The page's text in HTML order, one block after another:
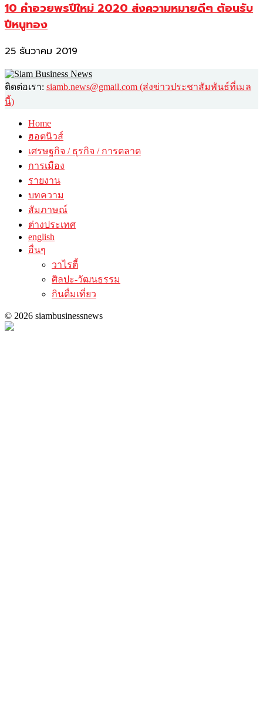
10 คำอวยพรปีใหม่ 2020 ส่งความหมายดีๆ ต้อนรับ
ปีหนูทอง
25 ธันวาคม 2019
ติดต่อเรา: siamb.news@gmail.com (ส่งข่าวประชาสัมพันธ์ที่เมล
นี้)
Home
ฮอตนิวส์
เศรษฐกิจ / ธุรกิจ / การตลาด
การเมือง
รายงาน
บทความ
สัมภาษณ์
ต่างประเทศ
english
อื่นๆ
วาไรตี้
ศิลปะ-วัฒนธรรม
กินดื่มเที่ยว
© 2026 siambusinessnews